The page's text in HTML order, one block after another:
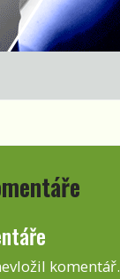
komentář.